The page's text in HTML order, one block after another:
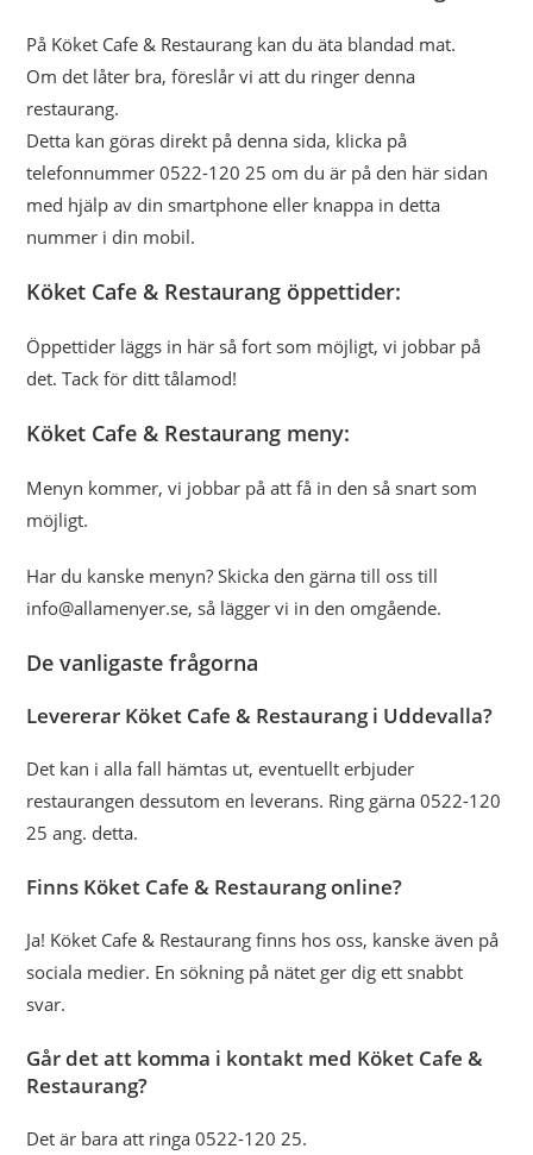
På Köket Cafe & Restaurang kan du äta blandad mat.
Om det låter bra, föreslår vi att du ringer denna
restaurang.
Detta kan göras direkt på denna sida, klicka på
telefonnummer 0522-120 25 om du är på den här sidan
med hjälp av din smartphone eller knappa in detta
nummer i din mobil.
Köket Cafe & Restaurang öppettider:
Öppettider läggs in här så fort som möjligt, vi jobbar på
det. Tack för ditt tålamod!
Köket Cafe & Restaurang meny:
Menyn kommer, vi jobbar på att få in den så snart som
möjligt.
Har du kanske menyn? Skicka den gärna till oss till
info@allamenyer.se, så lägger vi in den omgående.
De vanligaste frågorna
Levererar Köket Cafe & Restaurang i Uddevalla?
Det kan i alla fall hämtas ut, eventuellt erbjuder
restaurangen dessutom en leverans. Ring gärna 0522-120
25 ang. detta.
Finns Köket Cafe & Restaurang online?
Ja! Köket Cafe & Restaurang finns hos oss, kanske även på
sociala medier. En sökning på nätet ger dig ett snabbt
svar.
Går det att komma i kontakt med Köket Cafe &
Restaurang?
Det är bara att ringa 0522-120 25.